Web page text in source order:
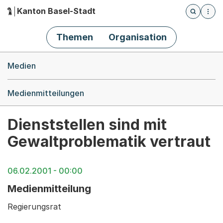
Hauptnavigation
Kanton Basel-Stadt
Öffnet
Themen Organisation
Medien
Medienmitteilungen
Dienststellen sind mit
Gewaltproblematik vertraut
06.02.2001 - 00:00
Medienmitteilung
Regierungsrat